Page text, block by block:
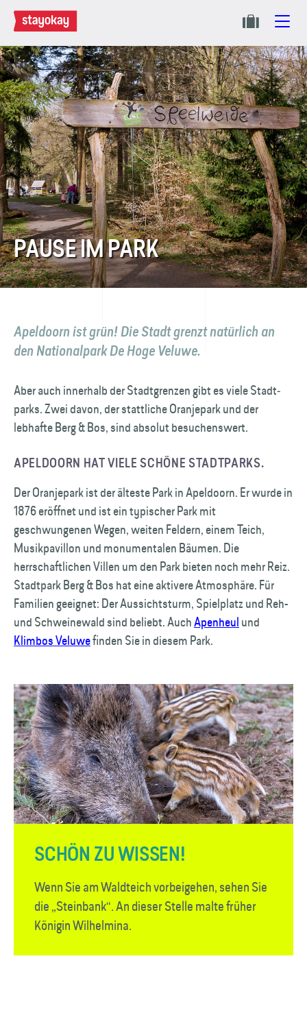
PAUSE IM PARK
Apeldoorn ist grün! Die Stadt grenzt natürlich an
den Nationalpark De Hoge Veluwe.
Aber auch innerhalb der Stadt­grenzen gibt es viele Stadt­
parks. Zwei davon, der stattliche Oranjepark und der
lebhafte Berg & Bos, sind absolut besuchenswert.
APELDOORN HAT VIELE SCHÖNE STADT­PARKS.
Der Oranjepark ist der älteste Park in Apeldoorn. Er wurde in
1876 eröffnet und ist ein typischer Park mit
geschwungenen Wegen, weiten Feldern, einem Teich,
Musik­pavillon und monumentalen Bäumen. Die
herrschaftlichen Villen um den Park bieten noch mehr Reiz.
Stadt­park Berg & Bos hat eine aktivere Atmosphäre. Für
Familien geeignet: Der Aussichtsturm, Spielplatz und Reh-
und Schweine­wald sind beliebt. AuchApenheul und
Klimbos Veluwefinden Sie in diesem Park.
SCHÖN ZU WISSEN!
Wenn Sie am Waldteich vorbeigehen, sehen Sie
die „Steinbank“. An dieser Stelle malte früher
Königin Wilhelmina.